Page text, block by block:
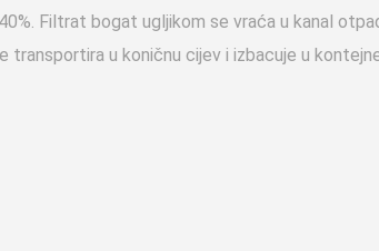
Filtrat bogat ugljikom se vraća u kanal
u koničnu cijev i izbacuje u